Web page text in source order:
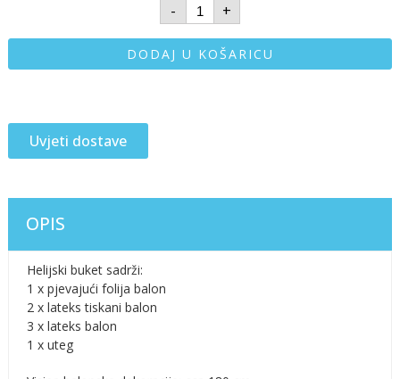
- +
DODAJ U KOŠARICU
Uvjeti dostave
OPIS
Helijski buket sadrži:
1 x pjevajući folija balon
2 x lateks tiskani balon
3 x lateks balon
1 x uteg